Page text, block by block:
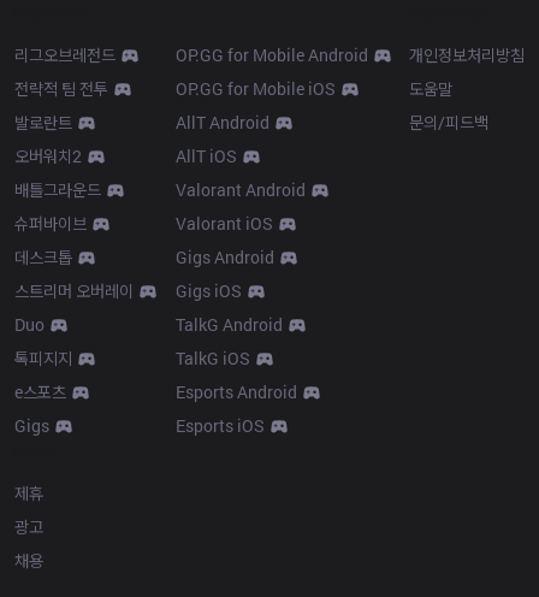
리그오브레전드
전략적 팀 전투
발로란트
오버워치2
배틀그라운드
슈퍼바이브
데스크톱
스트리머 오버레이
Duo
톡피지지
e스포츠
Gigs
OP.GG for Mobile Android
OP.GG for Mobile iOS
AllT Android
AllT iOS
Valorant Android
Valorant iOS
Gigs Android
Gigs iOS
TalkG Android
TalkG iOS
Esports Android
Esports iOS
개인정보처리방침
도움말
문의/피드백
제휴
광고
채용